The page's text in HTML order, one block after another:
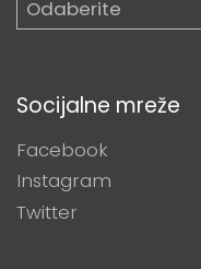
Socijalne mreže
Facebook
Instagram
Twitter